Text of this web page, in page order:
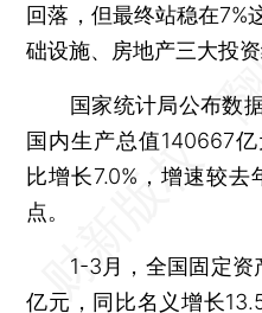
回落，但最终站稳在7%
础设施、房地产三大投资
国家统计局公布数据
国内生产总值140667
比增长7.0%，增速较
点。
1-3月，全国固定资
亿元，同比名义增长